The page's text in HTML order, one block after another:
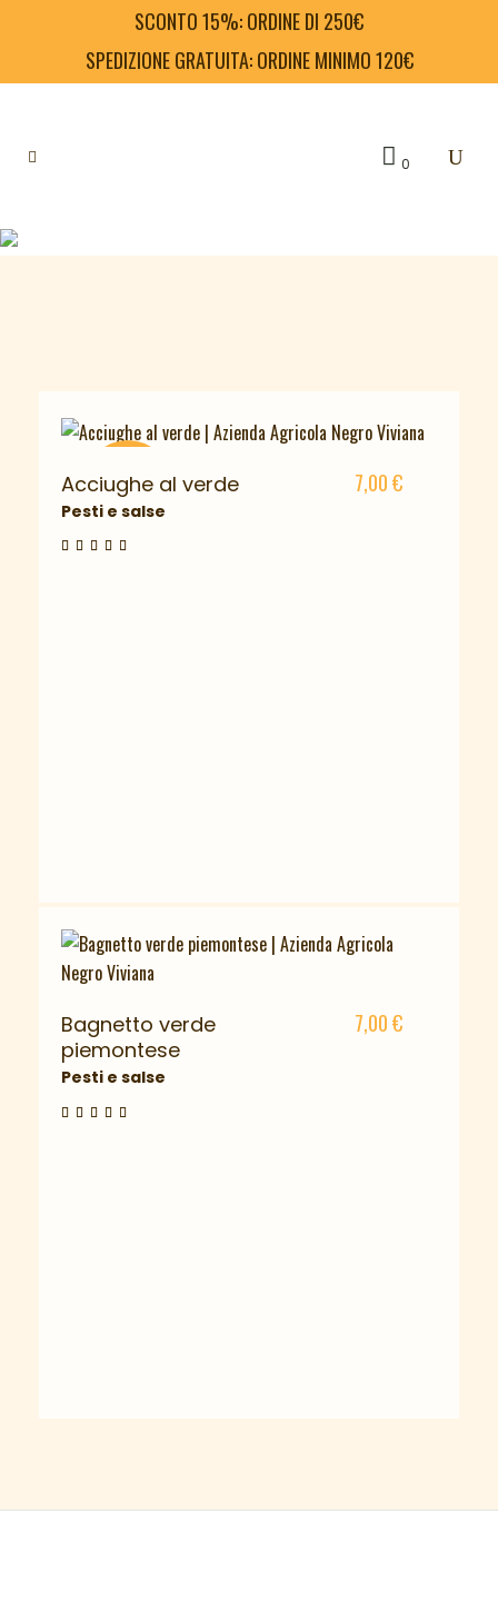
SCONTO 15%: ORDINE DI 250€
SPEDIZIONE GRATUITA: ORDINE MINIMO 120€
0
ESAURITO
Acciughe al verde
Pesti e salse
7,00€
Bagnetto verde
piemontese
Pesti e salse
7,00€